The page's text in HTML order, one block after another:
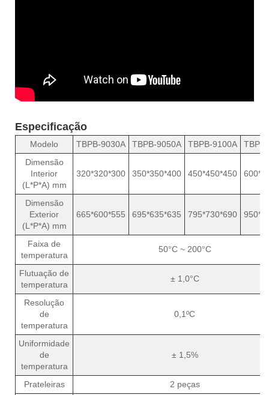
Especificação
Modelo TBPB-9030A TBPB-9050A TBPB-9100A
Dimensão
Interior
(L*P*A) mm
320*320*300 350*350*400 450*450*450
Dimensão
Exterior
(L*P*A) mm
665*600*555 695*635*635 795*730*690
Faixa de
temperatura
50°C ~ 200°C
Flutuação de
temperatura
± 1,0°C
Resolução
de
temperatura
0,1ºC
Uniformidade
de
temperatura
± 1,5%
Prateleiras
2 peças